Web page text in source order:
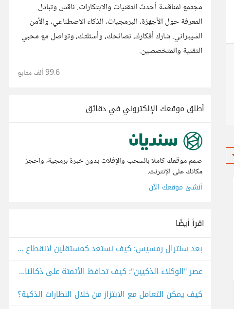
مجتمع لمناقشة أحدث التقنيات والابتكارات. ناقش وتبادل
المعرفة حول الأجهزة، البرمجيات، الذكاء الاصطناعي، والأمن
السيبراني. شارك أفكارك، نصائحك، وأسئلتك، وتواصل مع محبي
التقنية والمتخصصين.
99.6 ألف متابع
أطلق موقعك الإلكتروني في دقائق
صمم موقعك كاملا بالسحب والإفلات بدون خبرة برمجية، واحجز
مكانك على الإنترنت.
أنشئ موقعك الآن
اقرأ أيضًا
بعد سنترال رمسيس: كيف نستعد كمستقلين لانقطاع الإنترنت؟
عصر "الوكلاء الذكيين": كيف تحافظ الأتمتة على ذكائنا البشري بدلاً من استبداله؟
كيف يمكن التعامل مع الابتزاز من خلال النظارات الذكية؟